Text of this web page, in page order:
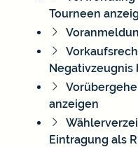
Tourneen
Negativzeugnis
anzeigen
Eintragung als